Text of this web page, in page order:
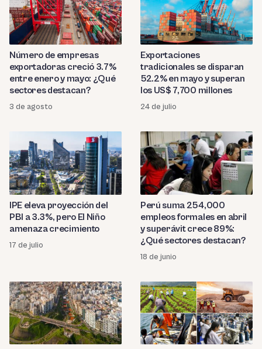
Número de empresas
exportadoras creció 3.7%
entre enero y mayo: ¿Qué
sectores destacan?
3 de agosto
Exportaciones
tradicionales se disparan
52.2% en mayo y superan
los US$ 7,700 millones
24 de julio
IPE eleva proyección del
PBI a 3.3%, pero El Niño
amenaza crecimiento
17 de julio
Perú suma 254,000
empleos formales en abril
y superávit crece 89%:
¿Qué sectores destacan?
18 de junio